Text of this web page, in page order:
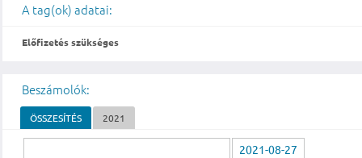
A tag(ok) adatai:
Előfizetés szükséges
Beszámolók:
ÖSSZESÍTÉS 2021
2021-08-27